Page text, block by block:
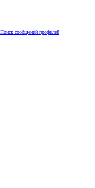
Поиск сообщений профилей